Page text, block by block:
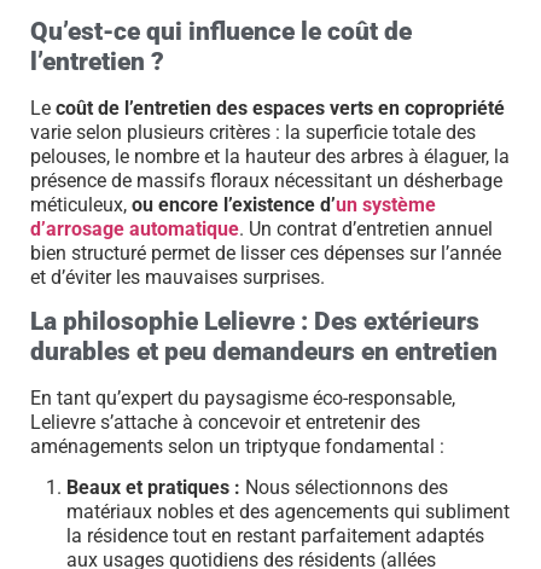
Qu’est-ce qui influence le coût de
l’entretien ?
Le coût de l’entretien des espaces verts en copropriété
varie selon plusieurs critères : la superficie totale des
pelouses, le nombre et la hauteur des arbres à élaguer, la
présence de massifs floraux nécessitant un désherbage
méticuleux, ou encore l’existence d’un système
d’arrosage automatique. Un contrat d’entretien annuel
bien structuré permet de lisser ces dépenses sur l’année
et d’éviter les mauvaises surprises.
La philosophie Lelievre : Des extérieurs
durables et peu demandeurs en entretien
En tant qu’expert du paysagisme éco-responsable,
Lelievre s’attache à concevoir et entretenir des
aménagements selon un triptyque fondamental :
Beaux et pratiques : Nous sélectionnons des
matériaux nobles et des agencements qui subliment
la résidence tout en restant parfaitement adaptés
aux usages quotidiens des résidents (allées